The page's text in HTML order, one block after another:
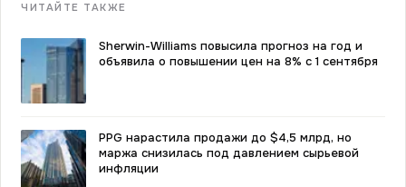
ЧИТАЙТЕ ТАКЖЕ
Sherwin-Williams повысила прогноз на год и
объявила о повышении цен на 8% с 1 сентября
PPG нарастила продажи до $4,5 млрд, но
маржа снизилась под давлением сырьевой
инфляции